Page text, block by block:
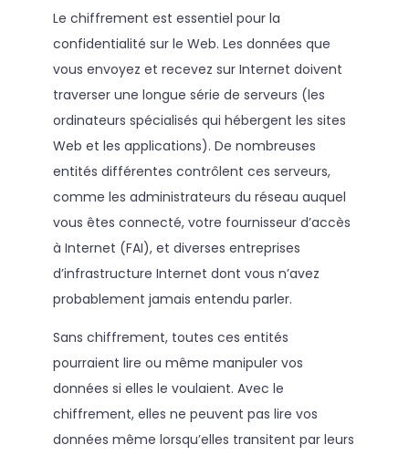
Le chiffrement est essentiel pour la
confidentialité sur le Web. Les données que
vous envoyez et recevez sur Internet doivent
traverser une longue série de serveurs (les
ordinateurs spécialisés qui hébergent les sites
Web et les applications). De nombreuses
entités différentes contrôlent ces serveurs,
comme les administrateurs du réseau auquel
vous êtes connecté, votre fournisseur d’accès
à Internet (FAI), et diverses entreprises
d’infrastructure Internet dont vous n’avez
probablement jamais entendu parler.
Sans chiffrement, toutes ces entités
pourraient lire ou même manipuler vos
données si elles le voulaient. Avec le
chiffrement, elles ne peuvent pas lire vos
données même lorsqu’elles transitent par leurs